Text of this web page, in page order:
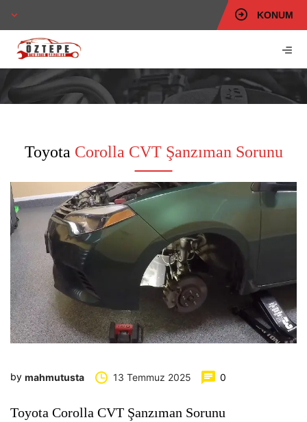
KONUM
Toyota Corolla CVT Şanzıman Sorunu
by mahmutusta 13 Temmuz 2025 0
Toyota Corolla CVT Şanzıman Sorunu